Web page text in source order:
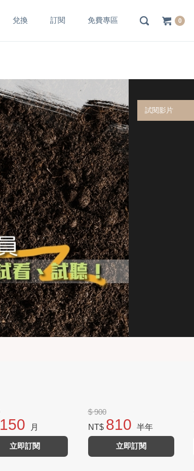
兌換 訂閱 免費專區 0
試閱影片
150 月
立即訂閱
$ 900
NT$ 810 半年
立即訂閱